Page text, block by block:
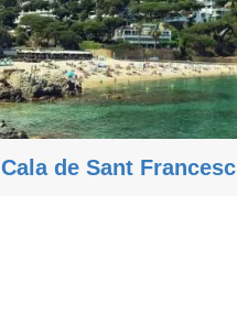
Cala de Sant Francesc